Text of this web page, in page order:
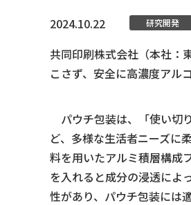
2024.10.22 研究開発
共同印刷株式会社（本社：
こさず、安全に高濃度アル
パウチ包装は、「使い切
ど、多様な生活者ニーズに
料を用いたアルミ積層構成
を入れると成分の浸透によ
性があり、パウチ包装には